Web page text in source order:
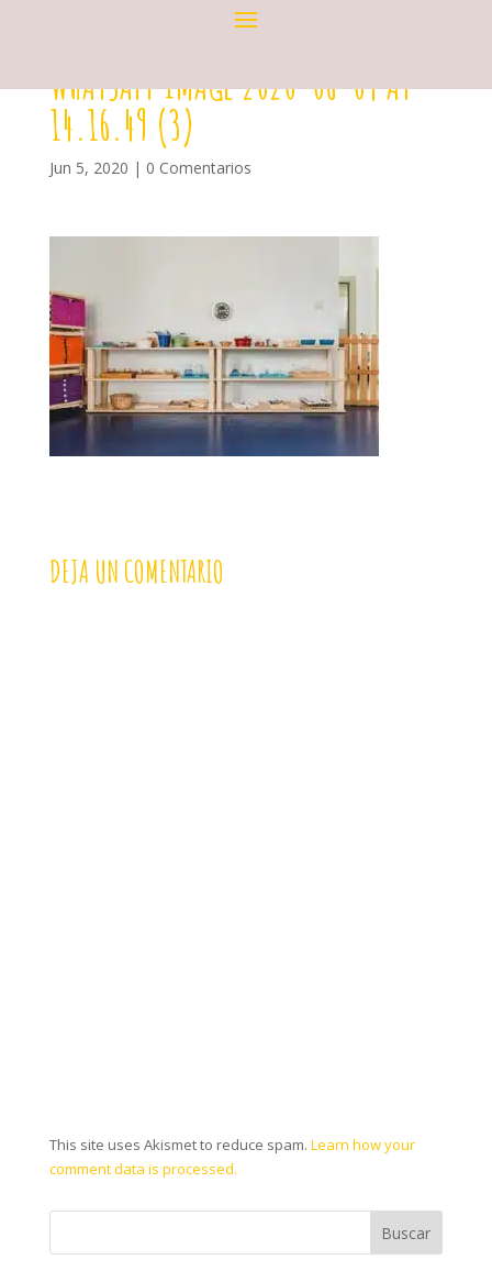
WHATSAPP IMAGE 2020-06-04 AT
14.16.49 (3)
Jun 5, 2020 | 0 Comentarios
DEJA UN COMENTARIO
This site uses Akismet to reduce spam. Learn how your
comment data is processed.